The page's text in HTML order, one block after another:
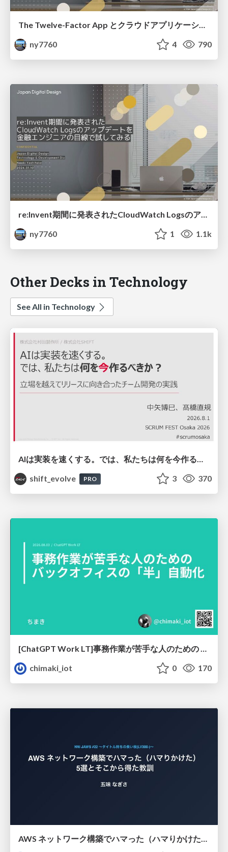
The Twelve-Factor App とクラウドアプリケーションのコスト
ny7760
4 790
re:Invent期間に発表されたCloudWatch Logsのアップデートを金融エンジニアの目線で試してみる
ny7760
1 1.1k
Other Decks in Technology
See All in Technology
shift_evolve
PRO 3 370
[ChatGPT Work LT]事務作業が苦手な人のための バックオフィスの「半」自動化
chimaki_iot
0 170